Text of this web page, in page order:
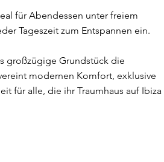
für Abendessen unter freiem
Tageszeit zum Entspannen ein.
großzügige Grundstück die
modernen Komfort, exklusive
für alle, die ihr Traumhaus auf Ibiza